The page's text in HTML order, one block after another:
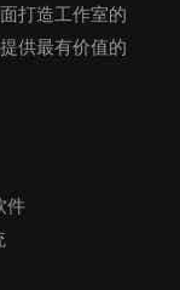
打造工作室的
供最有价值的
件